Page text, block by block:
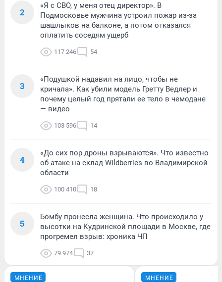
2
«Я с СВО, у меня отец директор». В
Подмосковье мужчина устроил пожар из-за
шашлыков на балконе, а потом отказался
оплатить соседям ущерб
117 246 54
3
«Подушкой надавил на лицо, чтобы не
кричала». Как убили модель Гретту Ведлер и
почему целый год прятали ее тело в чемодане
— видео
103 596 14
4
«До сих пор дроны взрываются». Что известно
об атаке на склад Wildberries во Владимирской
области
100 410 18
5
Бомбу пронесла женщина. Что происходило у
высотки на Кудринской площади в Москве, где
прогремел взрыв: хроника ЧП
79 974 37
МНЕНИЕ МНЕНИЕ